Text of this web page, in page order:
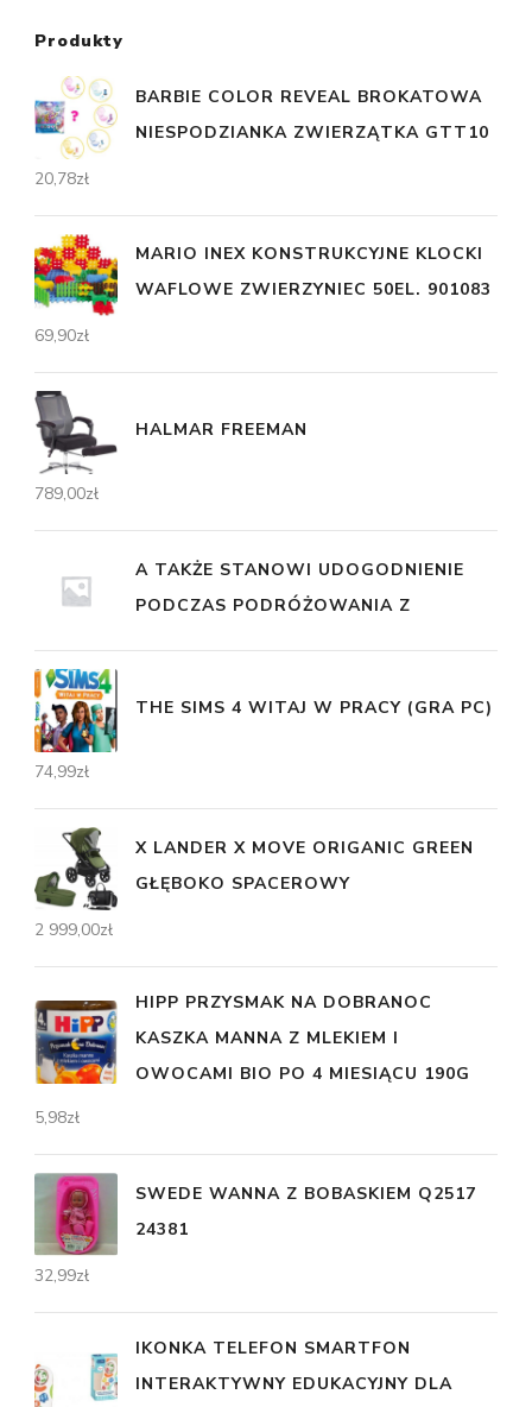
Produkty
BARBIE COLOR REVEAL BROKATOWA
NIESPODZIANKA ZWIERZĄTKA GTT10
20,78zł
MARIO INEX KONSTRUKCYJNE KLOCKI
WAFLOWE ZWIERZYNIEC 50EL. 901083
69,90zł
HALMAR FREEMAN
789,00zł
A TAKŻE STANOWI UDOGODNIENIE
PODCZAS PODRÓŻOWANIA Z
THE SIMS 4 WITAJ W PRACY (GRA PC)
74,99zł
X LANDER X MOVE ORIGANIC GREEN
GŁĘBOKO SPACEROWY
2 999,00zł
HIPP PRZYSMAK NA DOBRANOC
KASZKA MANNA Z MLEKIEM I
OWOCAMI BIO PO 4 MIESIĄCU 190G
5,98zł
SWEDE WANNA Z BOBASKIEM Q2517
24381
32,99zł
IKONKA TELEFON SMARTFON
INTERAKTYWNY EDUKACYJNY DLA